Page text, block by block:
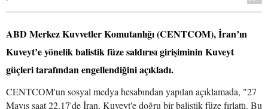
ABD Merkez Kuvvetler Komutanlığı (CENTCOM), İran’ın
Kuveyt’e yönelik balistik füze saldırısı girişiminin Kuveyt
güçleri tarafından engellendiğini açıkladı.
CENTCOM'un sosyal medya hesabından yapılan açıklamada, "27
Mayıs saat 22.17'de İran, Kuveyt'e doğru bir balistik füze fırlattı. Bu